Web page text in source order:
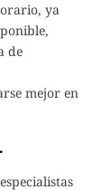
ya
de
mejor en